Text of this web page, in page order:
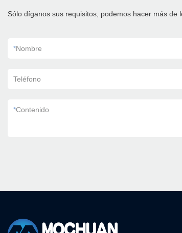
Sólo díganos sus requisitos, podemos hacer más de
*Nombre
Teléfono
*Contenido